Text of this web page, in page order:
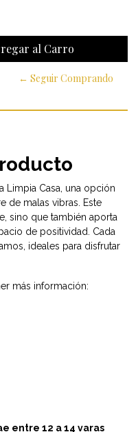
← Seguir Comprando
Limpia Casa, una opción
de malas vibras. Este
sino que también aporta
de positividad. Cada
ideales para disfrutar
más información:
entre 12 a 14 varas